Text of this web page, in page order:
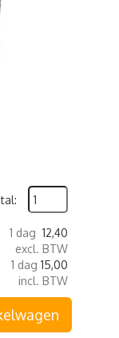
1 dag 12,40
excl. BTW
1 dag 15,00
incl. BTW